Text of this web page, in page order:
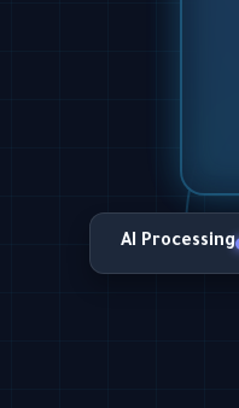
AI Processing